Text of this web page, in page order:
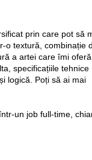
prin care pot să
o textură, combinație
a artei care îmi oferă
specificațiile tehnice
logică. Poți să ai mai
un job full-time,